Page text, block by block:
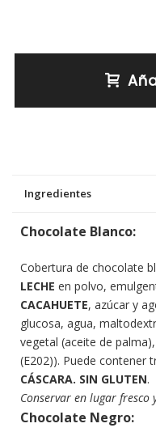
Ingredientes
Chocolate Blanco:
Cobertura de chocolate
LECHE en polvo,
CACAHUETE, azúcar y
glucosa, agua,
vegetal (aceite de
(E202)). Puede contener
CÁSCARA. SIN GLUTEN.
Conservar en lugar fresco
Chocolate Negro: